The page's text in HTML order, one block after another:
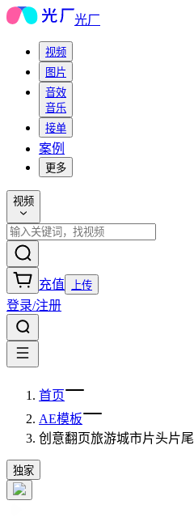
光厂
视频
图片
音效
音乐
接单
案例
更多
视频
充值 上传
登录/注册
首页
AE模板
创意翻页旅游城市片头片尾
独家